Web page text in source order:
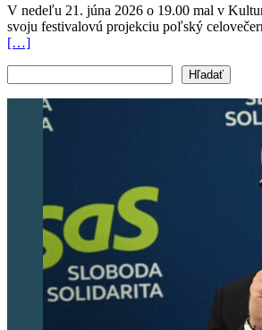
V nedeľu 21. júna 2026 o 19.00 mal v
svoju festivalovú projekciu poľský
[…]
Hľadať